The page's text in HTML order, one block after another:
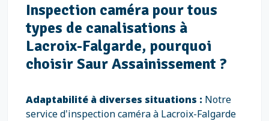
Inspection caméra pour tous
types de canalisations à
Lacroix-Falgarde, pourquoi
choisir Saur Assainissement ?
Adaptabilité à diverses situations : Notre
service d'inspection caméra à Lacroix-Falgarde